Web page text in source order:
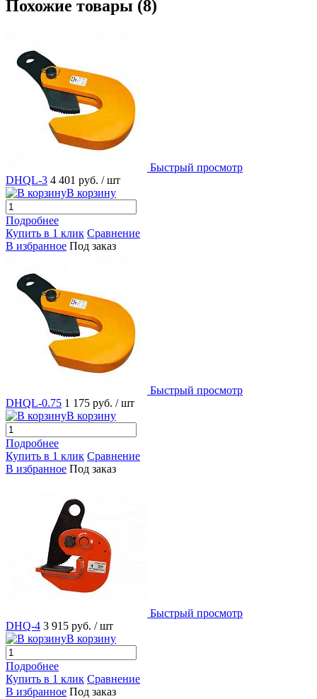
Похожие товары (8)
Быстрый просмотр
DHQL-3 4 401 руб. / шт
В корзину
Подробнее
Купить в 1 клик Сравнение
В избранное Под заказ
Быстрый просмотр
DHQL-0.75 1 175 руб. / шт
В корзину
Подробнее
Купить в 1 клик Сравнение
В избранное Под заказ
Быстрый просмотр
DHQ-4 3 915 руб. / шт
В корзину
Подробнее
Купить в 1 клик Сравнение
В избранное Под заказ